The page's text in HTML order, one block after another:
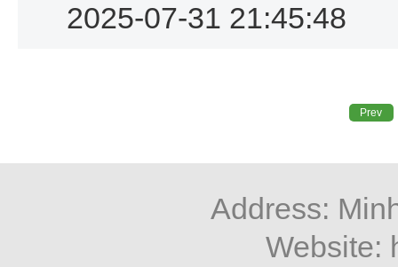
2025-07-31 21:45:48
Prev
Address:
Website: